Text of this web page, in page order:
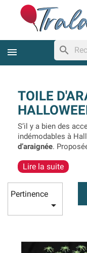
search
TOILE
S’il y a bien des
indémodables à
d’araignée.
kg, il y en a pour
fausses toiles
pourront facilement
à des attaches, à
Plusieurs couleurs
Avec les toiles
Lire la suite
Pertinence
